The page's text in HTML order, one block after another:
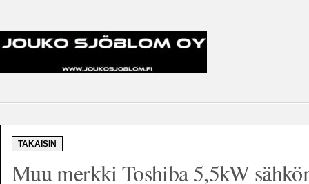
TAKAISIN
Muu merkki Toshiba 5,5kW